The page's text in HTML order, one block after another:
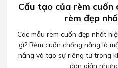
Cấu tạo của rèm cuốn
rèm đẹp
Các mẫu rèm cuốn đẹp nhất
gì? Rèm cuốn chống nắng là
nắng và tạo sự riêng tư trong
đơn giản nhưng